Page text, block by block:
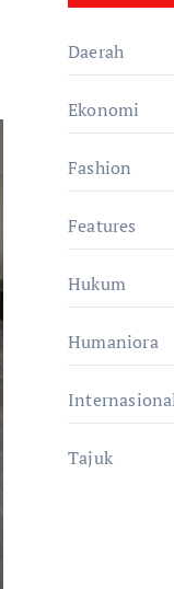
Daerah
Ekonomi
Fashion
Features
Hukum
Humaniora
Tajuk